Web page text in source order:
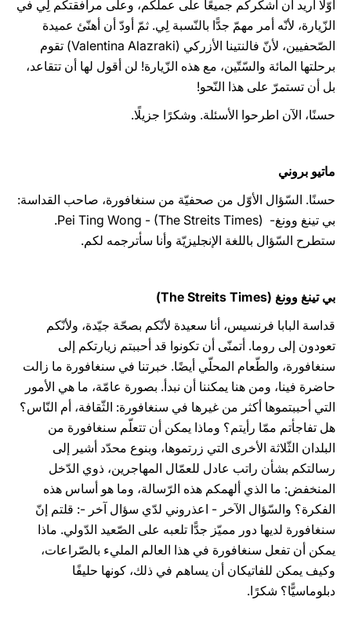
أوّلًا أريد أن أشكركم جميعًا على عملكم، وعلى مرافقتكم لِي في
الزّيارة، لأنّه أمر مهمّ جدًّا بالنّسبة لِي. ثمّ أودّ أن أهنّئ عميدة
الصّحفيين، لأنّ فالنتينا الأزركي (Valentina Alazraki) تقوم
برحلتها المائة والسّتّين، مع هذه الزّيارة! لن أقول لها أن تتقاعد،
بل أن تستمرّ على هذا النّحو!
حسنًا، الآن اطرحوا الأسئلة. وشكرًا جزيلًا.
ماتيو بروني
حسنًا. السّؤال الأوّل من صحفيّة من سنغافورة، صاحب القداسة:
بي تينغ وونغ- Pei Ting Wong - (The Streits Times).
ستطرح السّؤال باللغة الإنجليزيّة وأنا سأترجمه لكم.
بي تينغ وونغ (The Streits Times)
قداسة البابا فرنسيس، أنا سعيدة لأنّكم بصحّة جيّدة، ولأنّكم
تعودون إلى روما. أتمنّى أن تكونوا قد أحببتم زيارتكم إلى
سنغافورة، والطّعام المحلّي أيضًا. خبرتنا في سنغافورة ما زالت
حاضرة فينا، ومن هنا يمكننا أن نبدأ. بصورة عامّة، ما هي الأمور
التي أحببتموها أكثر من غيرها في سنغافورة: الثّقافة، أم النّاس؟
هل تفاجأتم ممّا رأيتم؟ وماذا يمكن أن تتعلّم سنغافورة من
البلدان الثّلاثة الأخرى التي زرتموها، وبنوع محدّد أشير إلى
رسالتكم بشأن راتب عادل للعمّال المهاجرين، ذوي الدّخل
المنخفض: ما الذي ألهمكم هذه الرّسالة، وما هو أساس هذه
الفكرة؟ والسّؤال الآخر - اعذروني لدّي سؤال آخر -: قلتم إنّ
سنغافورة لديها دور مميّز جدًّا تلعبه على الصّعيد الدّولي. ماذا
يمكن أن تفعل سنغافورة في هذا العالم المليء بالصّراعات،
وكيف يمكن للفاتيكان أن يساهم في ذلك، كونها حليفًا
دبلوماسيًّا؟ شكرًا.